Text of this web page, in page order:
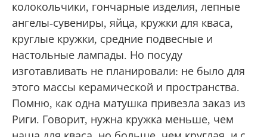
колокольчики, гончарные изделия, лепные
ангелы-сувениры, яйца, кружки для кваса,
круглые кружки, средние подвесные и
настольные лампады. Но посуду
изготавливать не планировали: не было для
этого массы керамической и пространства.
Помню, как одна матушка привезла заказ из
Риги. Говорит, нужна кружка меньше, чем